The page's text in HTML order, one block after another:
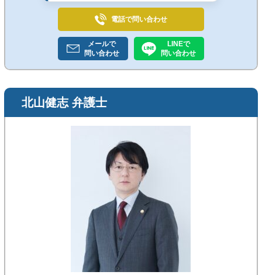
電話で問い合わせ
メールで
問い合わせ
LINEで
問い合わせ
北山健志 弁護士